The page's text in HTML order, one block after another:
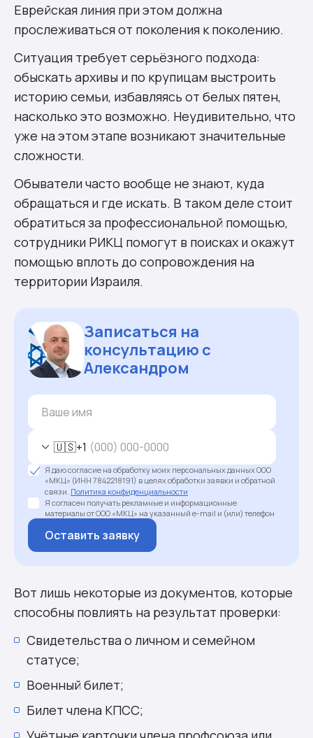
Еврейская линия при этом должна
прослеживаться от поколения к поколению.
Ситуация требует серьёзного подхода:
обыскать архивы и по крупицам выстроить
историю семьи, избавляясь от белых пятен,
насколько это возможно. Неудивительно, что
уже на этом этапе возникают значительные
сложности.
Обыватели часто вообще не знают, куда
обращаться и где искать. В таком деле стоит
обратиться за профессиональной помощью,
сотрудники РИКЦ помогут в поисках и окажут
помощью вплоть до сопровождения на
территории Израиля.
Записаться на
консультацию с
Александром
🇺🇸+1
Я даю согласие на обработку моих персональных данных ООО
«МКЦ» (ИНН 7842218191) в целях обработки заявки и обратной
связи. Политика конфиденциальности
Я согласен получать рекламные и информационные
материалы от ООО «МКЦ» на указанный e-mail и (или) телефон
Оставить заявку
Вот лишь некоторые из документов, которые
способны повлиять на результат проверки:
Свидетельства о личном и семейном
статусе;
Военный билет;
Билет члена КПСС;